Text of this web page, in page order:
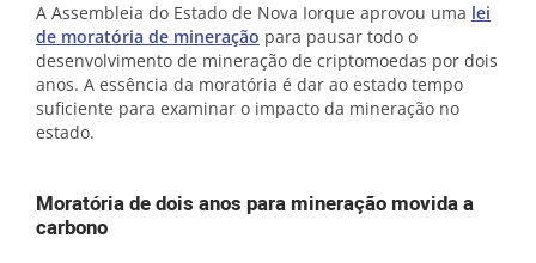
A Assembleia do Estado de Nova Iorque aprovou uma lei
de moratória de mineração para pausar todo o
desenvolvimento de mineração de criptomoedas por dois
anos. A essência da moratória é dar ao estado tempo
suficiente para examinar o impacto da mineração no
estado.
Moratória de dois anos para mineração movida a
carbono